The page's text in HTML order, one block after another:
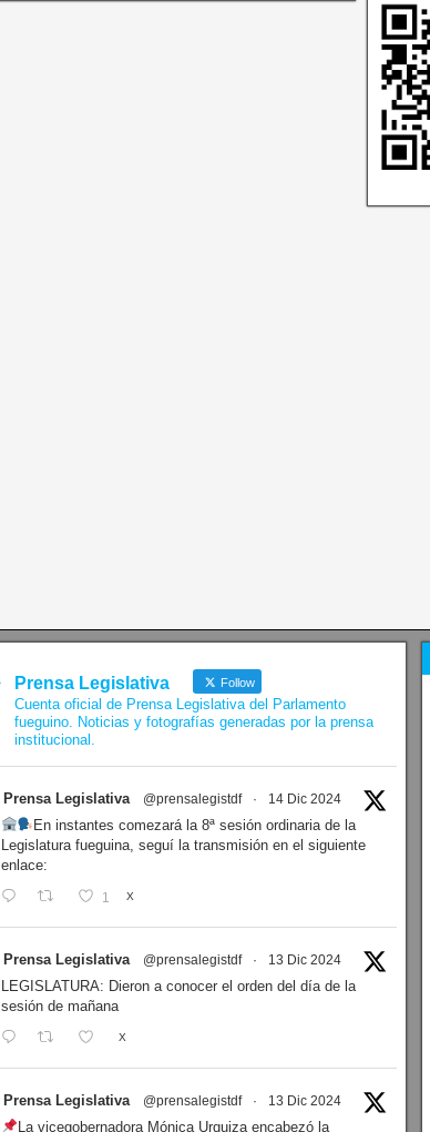
Prensa Legislativa Follow
Cuenta oficial de Prensa Legislativa del Parlamento
fueguino. Noticias y fotografías generadas por la prensa
institucional.
Prensa Legislativa @prensalegistdf · 14 Dic 2024
En instantes comezará la 8ª sesión ordinaria de la
Legislatura fueguina, seguí la transmisión en el siguiente
enlace:
1 X
Prensa Legislativa @prensalegistdf · 13 Dic 2024
LEGISLATURA: Dieron a conocer el orden del día de la
sesión de mañana
X
Prensa Legislativa @prensalegistdf · 13 Dic 2024
La vicegobernadora Mónica Urquiza encabezó la